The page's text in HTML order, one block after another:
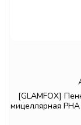
[GLAMFOX]
мицеллярная